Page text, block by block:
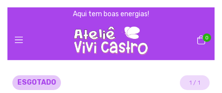
Aqui tem boas energias!
0
ESGOTADO 1 / 1